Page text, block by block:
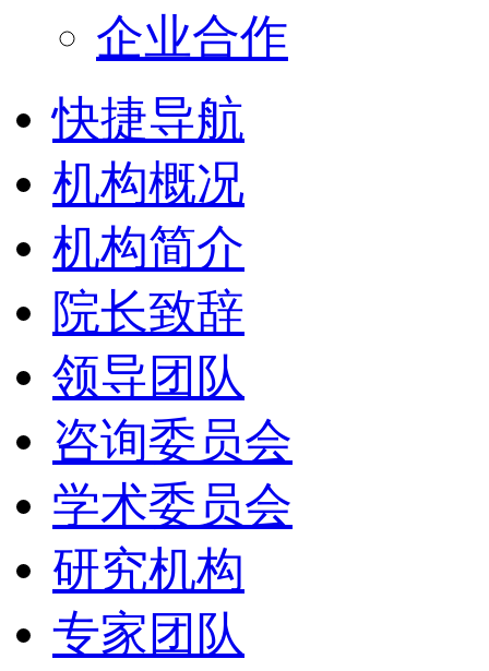
企业合作
快捷导航
机构概况
机构简介
院长致辞
领导团队
咨询委员会
学术委员会
研究机构
专家团队